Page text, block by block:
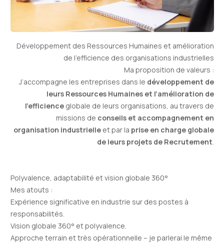
Développement des Ressources Humaines et amélioration
de l’efficience des organisations industrielles
Ma proposition de valeurs :
J’accompagne les entreprises dans le développement de
leurs Ressources Humaines et l’amélioration de
l’efficience globale de leurs organisations, au travers de
missions de conseils et accompagnement en
organisation industrielleet par la prise en charge globale
de leurs projets de Recrutement.
Polyvalence, adaptabilité et vision globale 360°
Mes atouts :
Expérience significative en industrie sur des postes à
responsabilités.
Vision globale 360° et polyvalence.
Approche terrain et très opérationnelle – je parlerai le même